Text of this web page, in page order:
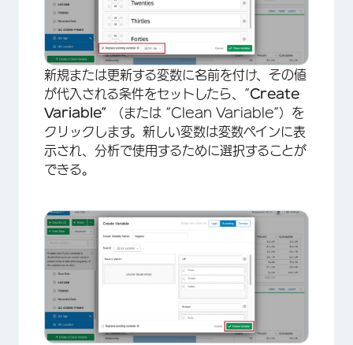
×
新規または更新する変数に名前を付け、その値
が代入される条件をセットしたら、”Create
Variable”
（または “Clean Variable”）を
クリックします。新しい変数は変数ペインに表
示され、分析で使用するために選択することが
できる。